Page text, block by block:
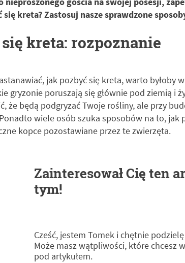
kreta? Zastosuj nasze sprawdzone
kreta: rozpoznanie
jak pozbyć się kreta, warto byłoby
gryzonie poruszają się głównie pod ziemią i
że będą podgryzać Twoje rośliny, ale przy
wiele osób szuka sposobów na to, jak
kopce pozostawiane przez te zwierzęta.
Zainteresował Cię ten
tym!
Cześć, jestem Tomek i chętnie
Może masz wątpliwości, które chcesz
pod artykułem.